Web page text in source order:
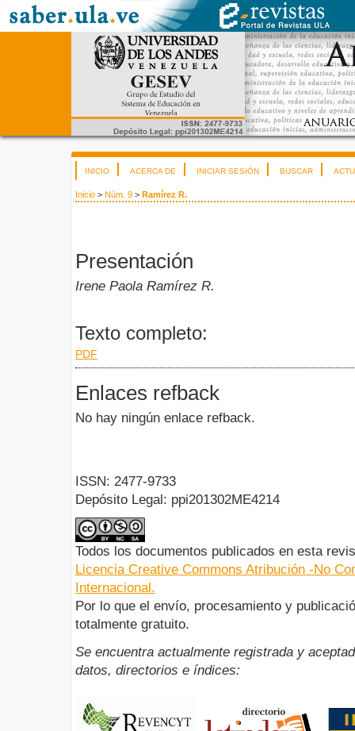
INICIO ACERCA DE INICIAR SESIÓN BUSCAR
Inicio > Núm. 9 > Ramírez R.
Presentación
Irene Paola Ramírez R.
Texto completo:
PDF
Enlaces refback
No hay ningún enlace refback.
ISSN: 2477-9733
Depósito Legal: ppi201302ME4214
Todos los documentos publicados en esta
Licencia Creative Commons Atribución -No
Internacional.
Por lo que el envío, procesamiento y
totalmente gratuito.
Se encuentra actualmente registrada y
datos, directorios e índices: